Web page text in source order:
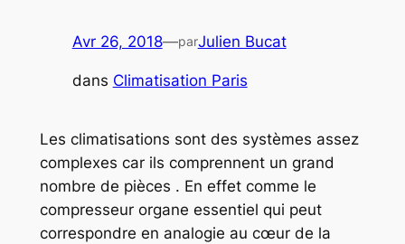
Avr 26, 2018—parJulien Bucat
dans Climatisation Paris
Les climatisations sont des systèmes assez
complexes car ils comprennent un grand
nombre de pièces . En effet comme le
compresseur organe essentiel qui peut
correspondre en analogie au cœur de la